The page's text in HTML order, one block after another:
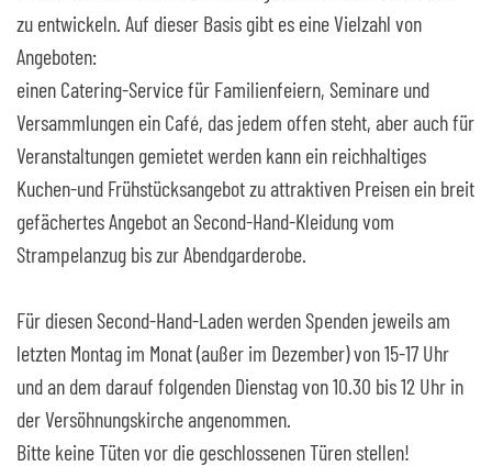
zu entwickeln. Auf dieser Basis gibt es eine Vielzahl von
Angeboten:
einen Catering-Service für Familienfeiern, Seminare und
Versammlungen ein Café, das jedem offen steht, aber auch für
Veranstaltungen gemietet werden kann ein reichhaltiges
Kuchen-und Frühstücksangebot zu attraktiven Preisen ein breit
gefächertes Angebot an Second-Hand-Kleidung vom
Strampelanzug bis zur Abendgarderobe.
Für diesen Second-Hand-Laden werden Spenden jeweils am
letzten Montag im Monat (außer im Dezember) von 15-17 Uhr
und an dem darauf folgenden Dienstag von 10.30 bis 12 Uhr in
der Versöhnungskirche angenommen.
Bitte keine Tüten vor die geschlossenen Türen stellen!